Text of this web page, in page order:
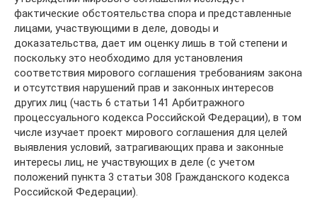
фактические обстоятельства спора и представленные
лицами, участвующими в деле, доводы и
доказательства, дает им оценку лишь в той степени и
поскольку это необходимо для установления
соответствия мирового соглашения требованиям закона
и отсутствия нарушений прав и законных интересов
других лиц (часть 6 статьи 141 Арбитражного
процессуального кодекса Российской Федерации), в том
числе изучает проект мирового соглашения для целей
выявления условий, затрагивающих права и законные
интересы лиц, не участвующих в деле (с учетом
положений пункта 3 статьи 308 Гражданского кодекса
Российской Федерации).